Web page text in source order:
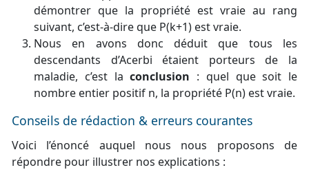
démontrer que la propriété est vraie au rang
suivant, c’est-à-dire que P(k+1) est vraie.
Nous en avons donc déduit que tous les
descendants d’Acerbi étaient porteurs de la
maladie, c’est laconclusion : quel que soit le
nombre entier positif n, la propriété P(n) est vraie.
Conseils de rédaction & erreurs courantes
Voici l’énoncé auquel nous nous proposons de
répondre pour illustrer nos explications :